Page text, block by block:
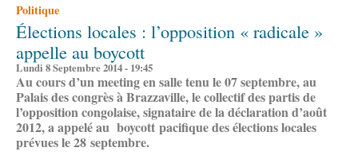
Politique
Élections locales : l’opposition « radicale »
appelle au boycott
Lundi 8 Septembre 2014 - 19:45
Au cours d’un meeting en salle tenu le 07 septembre, au
Palais des congrès à Brazzaville, le collectif des partis de
l’opposition congolaise, signataire de la déclaration d’août
2012, a appelé au boycott pacifique des élections locales
prévues le 28 septembre.